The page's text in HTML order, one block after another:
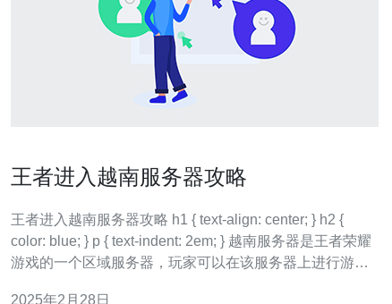
王者进入越南服务器攻略
王者进入越南服务器攻略 h1 { text-align: center; } h2 {
color: blue; } p { text-indent: 2em; } 越南服务器是王者荣耀
游戏的一个区域服务器，玩家可以在该服务器上进行游
2025年2月28日